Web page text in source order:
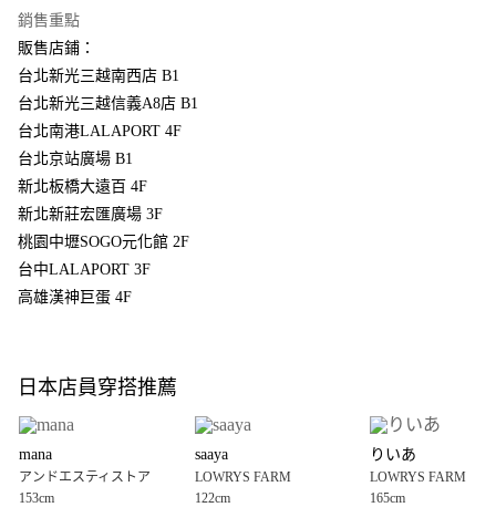
Google Pay
全盈+PAY
大哥付你分期
相關說明
【大哥付你分期使用說明】
1.本服務由台灣大哥大提供，台灣大哥大用戶可立即使用無須另外申請。
2.付款方式選擇「大哥付你分期」，訂單成立後會自動跳轉到大哥付的交易
流程，驗證手機門號後，選擇欲分期的期數、繳款截止日，確認付款後即完
成交易。
3.實際核准額度、可分期數及費用金額請依後續交易確認頁面所載為準。
4.訂單成立30分鐘內，如未前往確認交易或遇審核未通過，訂單將自動取
法說明評估內容。
2.透過簡訊連結打開帳單後，可選擇「超商條碼／台灣大直營門市／銀行轉
1.本服務係由「台灣大哥大股份有限公司」（以下簡稱本公司）所提供，讓
用戶於交易時，得透過本服務購買商品或服務，並由商店將買賣／分期付款
買賣價金債權讓與本公司後，依約使用本公司帳單繳交帳款。
AFTEE先享後付
相關說明
【關於「AFTEE先享後付」】
AFTEE先享後付是「在收到商品之後才付款」的支付方式。 讓您購物簡單便
利好安心！
１．簡單：不需註冊會員、不需綁卡、不需儲值。
２．便利：只要手機號碼，簡訊認證，即可結帳。
結帳頁面，進行簡訊認證並確認金額後，即可完成結帳。
３．收到繳費通知簡訊後14天內，點擊此簡訊中的連結，可透過四大超商／
ATM／網路銀行／等多元方式進行付款，方視為交易完成。
※ 請注意：結帳手續完成當下不需立刻繳費，但若您需要取消訂單，請聯絡
購買商品的店家。未經商家同意取消之訂單仍視為有效，需透過AFTEE先享
運送方式
全家 取貨付款
每筆NT$80，滿NT$888(含以上)免運費
每筆NT$80，滿NT$888(含以上)免運費
7-11 取貨付款
每筆NT$80，滿NT$1,500(含以上)免運費
付款後 7-11取貨
銷售重點
販售店鋪：
台北新光三越南西店 B1
台北新光三越信義A8店 B1
台北南港LALAPORT 4F
台北京站廣場 B1
新北板橋大遠百 4F
新北新莊宏匯廣場 3F
桃園中壢SOGO元化館 2F
台中LALAPORT 3F
高雄漢神巨蛋 4F
日本店員穿搭推薦
mana
アンドエスティストア
153cm
saaya
LOWRYS FARM
122cm
りいあ
LOWRYS FARM
165cm